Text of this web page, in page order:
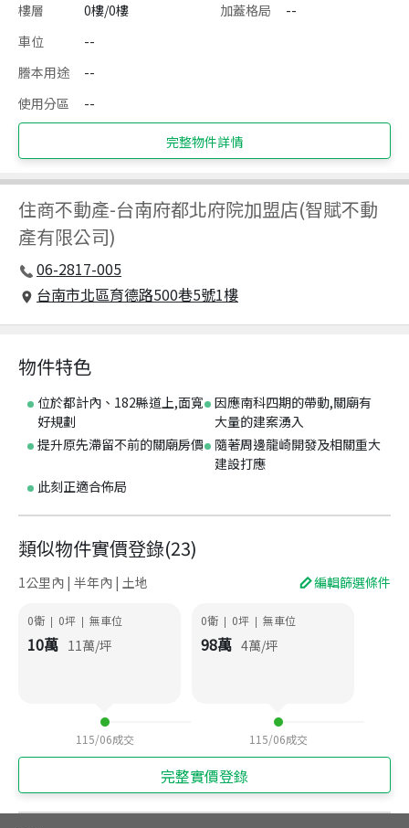
樓層
0樓/0樓 加蓋格局
--
車位
--
謄本用途
--
使用分區
--
完整物件詳情
住商不動產-台南府都北府院加盟店(智賦不動
產有限公司)
06-2817-005
台南市北區育德路500巷5號1樓
物件特色
位於都計內、182縣道上,面寬
好規劃
因應南科四期的帶動,關廟有
大量的建案湧入
提升原先滯留不前的關廟房價
隨著周邊龍崎開發及相關重大
建設打應
此刻正適合佈局
類似物件實價登錄(23)
1公里內 | 半年內 | 土地 編輯篩選條件
0衛 | 0坪 | 無車位
10萬 11萬/坪
115/06成交
0衛 | 0坪 | 無車位
98萬 4萬/坪
115/06成交
完整實價登錄